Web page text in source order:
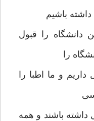
باشیم
دانشگاه را قبول
را
و ما اطبا را
داشته باشند و همه